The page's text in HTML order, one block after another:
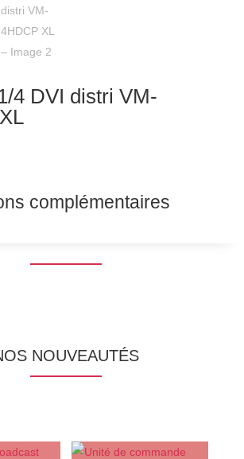
4 DVI distri VM-
complémentaires
NOUVEAUTÉS